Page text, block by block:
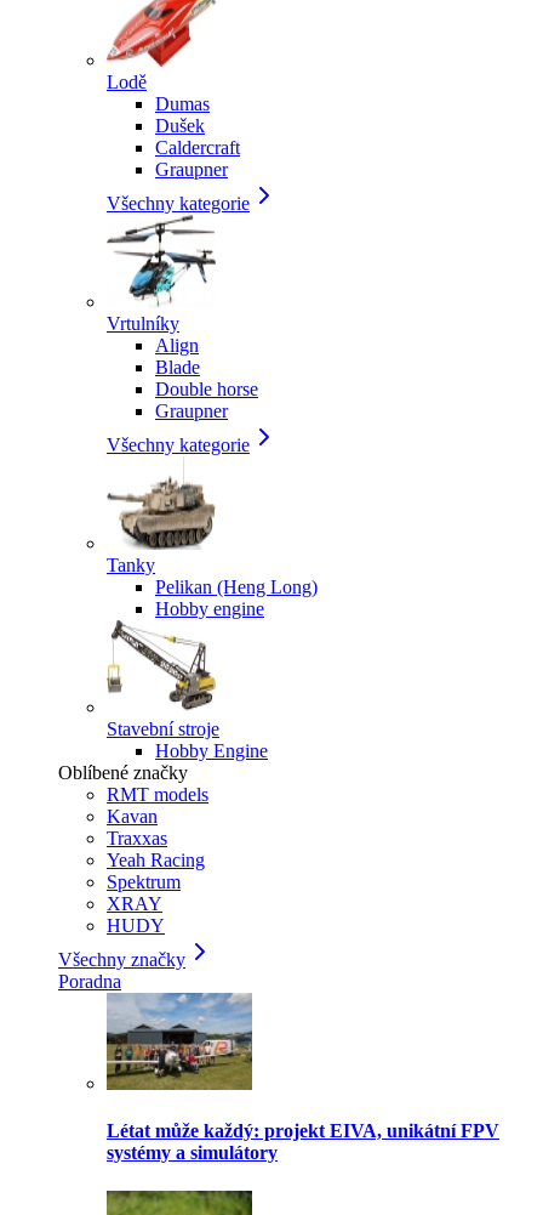
Lodě
Dumas
Dušek
Caldercraft
Graupner
Všechny kategorie
Vrtulníky
Align
Blade
Double horse
Graupner
Všechny kategorie
Tanky
Pelikan (Heng Long)
Hobby engine
Stavební stroje
Hobby Engine
Oblíbené značky
RMT models
Kavan
Traxxas
Yeah Racing
Spektrum
XRAY
HUDY
Všechny značky
Poradna
Létat může každý: projekt EIVA, unikátní FPV
systémy a simulátory